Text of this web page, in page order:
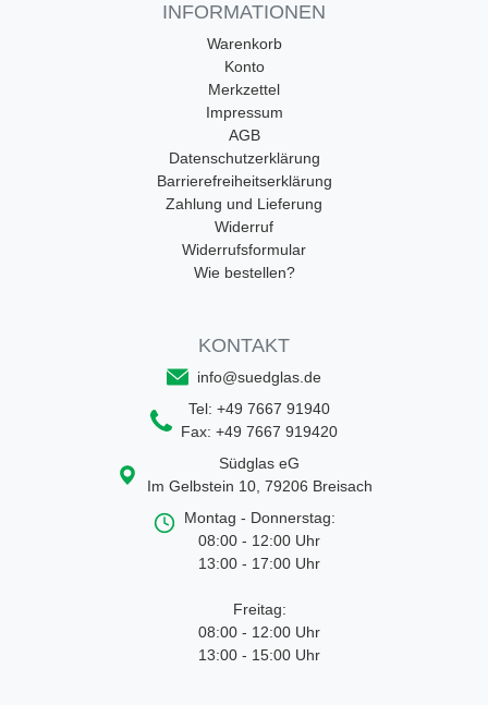
INFORMATIONEN
Warenkorb
Konto
Merkzettel
Impressum
AGB
Datenschutzerklärung
Barrierefreiheitserklärung
Zahlung und Lieferung
Widerruf
Widerrufsformular
Wie bestellen?
KONTAKT
info@suedglas.de
Tel: +49 7667 91940
Fax: +49 7667 919420
Südglas eG
Im Gelbstein 10, 79206 Breisach
Montag - Donnerstag:
08:00 - 12:00 Uhr
13:00 - 17:00 Uhr
Freitag:
08:00 - 12:00 Uhr
13:00 - 15:00 Uhr